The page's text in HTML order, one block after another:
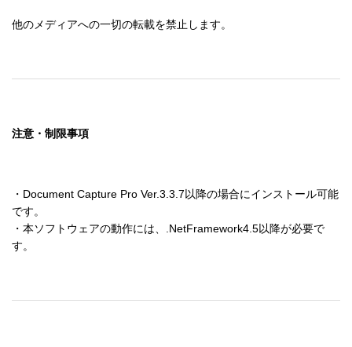
他のメディアへの一切の転載を禁止します。
注意・制限事項
・Document Capture Pro Ver.3.3.7以降の場合にインストール可能
です。
・本ソフトウェアの動作には、.NetFramework4.5以降が必要で